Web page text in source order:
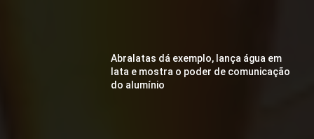
Abralatas dá exemplo, lança água em
lata e mostra o poder de comunicação
do alumínio